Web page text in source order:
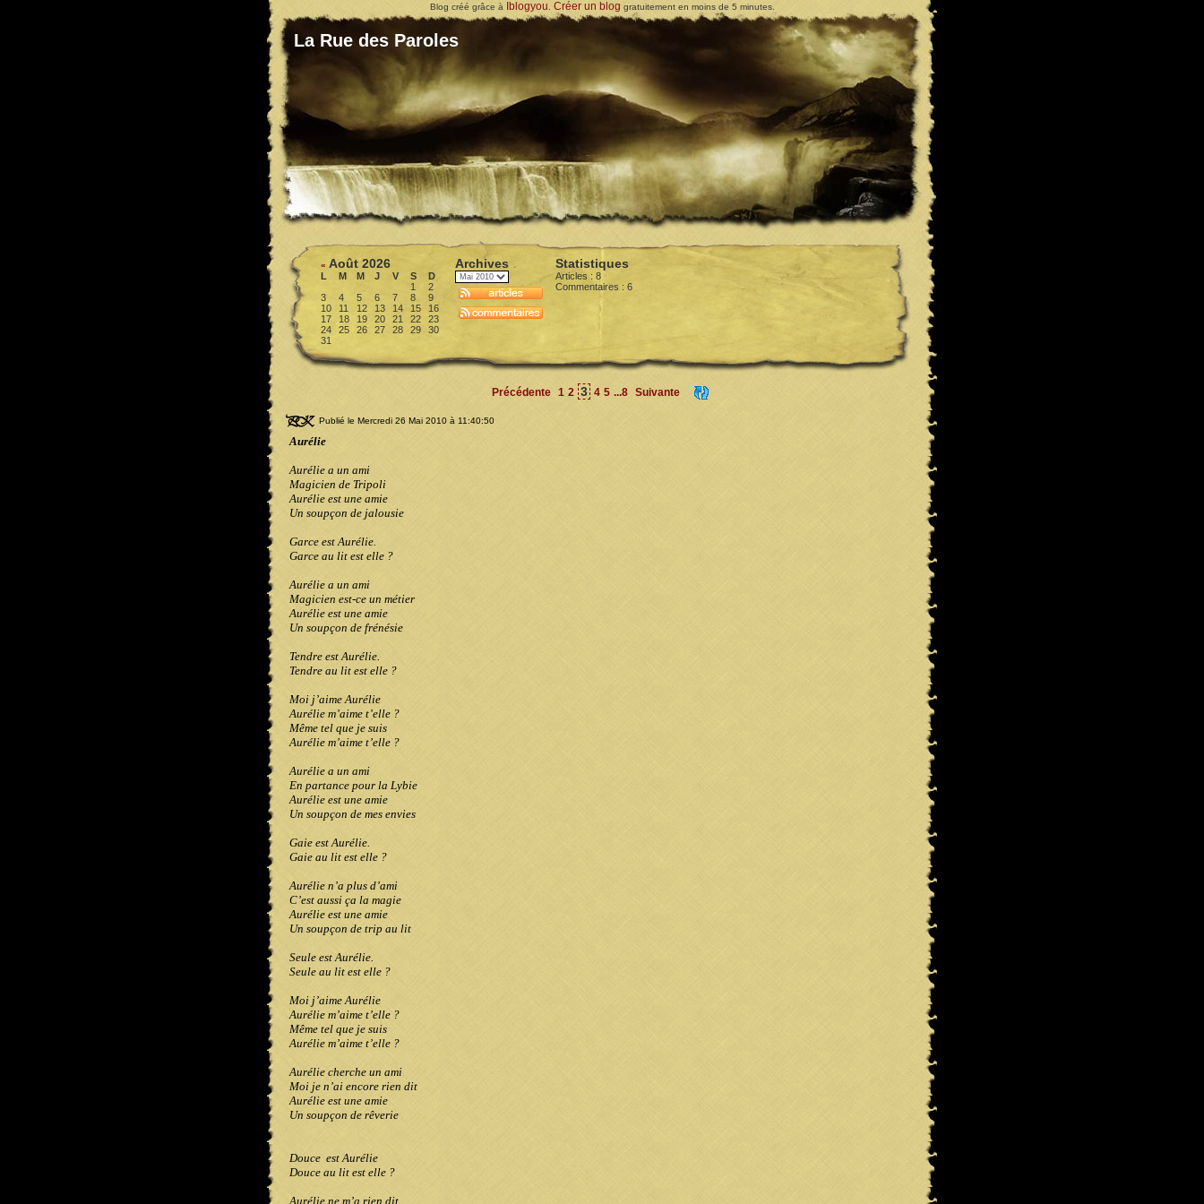
Blog créé grâce à Iblogyou Créer un blog gratuitement en moins de 5 minutes.
La Rue des Paroles
« Août 2026
L M M J V S
D
1
2
3
4 5 6 7 8
9
10
11 12 13 14 15
16
17
18 19 20 21 22
23
24
25 26 27 28 29
30
31
Archives Statistiques
Articles : 8
Commentaires : 6
Précédente 1 2 3 4 5 ...8 Suivante
Publié le Mercredi 26 Mai 2010 à 11:40:50
Aurélie
Aurélie a un ami
Magicien de Tripoli
Aurélie est une amie
Un soupçon de jalousie
Garce est Aurélie.
Garce au lit est elle ?
Aurélie a un ami
Magicien est-ce un métier
Aurélie est une amie
Un soupçon de frénésie
Tendre est Aurélie.
Tendre au lit est elle ?
Moi j’aime Aurélie
Aurélie m’aime t’elle ?
Même tel que je suis
Aurélie m’aime t’elle ?
Aurélie a un ami
En partance pour la Lybie
Aurélie est une amie
Un soupçon de mes envies
Gaie est Aurélie.
Gaie au lit est elle ?
Aurélie n’a plus d’ami
C’est aussi ça la magie
Aurélie est une amie
Un soupçon de trip au lit
Seule est Aurélie.
Seule au lit est elle ?
Moi j’aime Aurélie
Aurélie m’aime t’elle ?
Même tel que je suis
Aurélie m’aime t’elle ?
Aurélie cherche un ami
Moi je n’ai encore rien dit
Aurélie est une amie
Un soupçon de rêverie
Douce est Aurélie
Douce au lit est elle ?
Aurélie ne m’a rien dit